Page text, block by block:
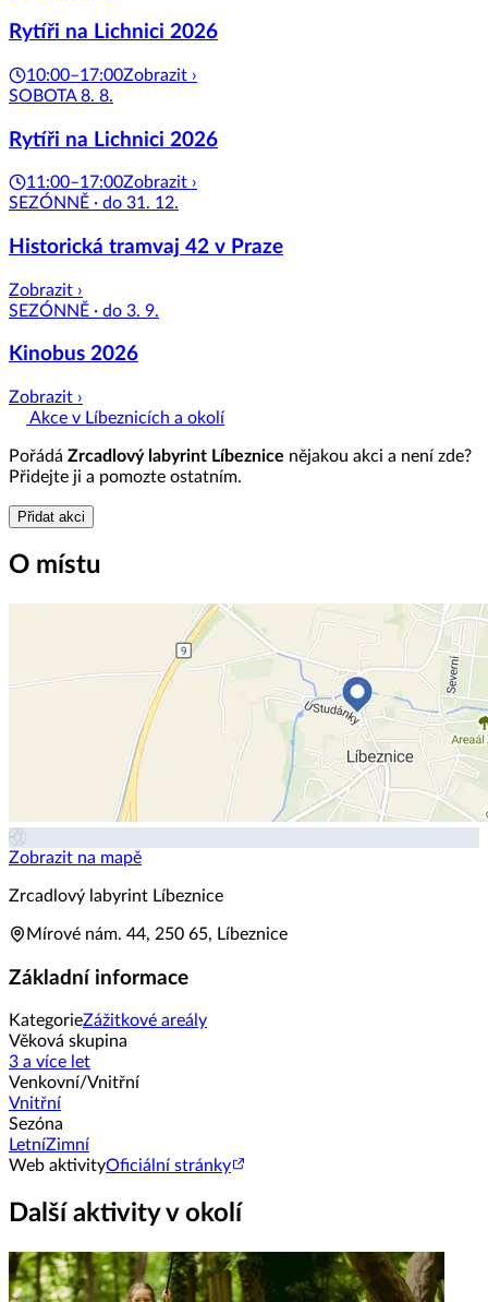
Rytíři na Lichnici 2026
10:00–17:00Zobrazit ›
SOBOTA 8. 8.
Rytíři na Lichnici 2026
11:00–17:00Zobrazit ›
SEZÓNNĚ · do 31. 12.
Historická tramvaj 42 v Praze
Zobrazit ›
SEZÓNNĚ · do 3. 9.
Kinobus 2026
Zobrazit ›
Akce v Líbeznicích a okolí
Pořádá Zrcadlový labyrint Líbeznice nějakou akci a není zde?
Přidejte ji a pomozte ostatním.
Přidat akci
O místu
Zobrazit na mapě
Zrcadlový labyrint Líbeznice
Mírové nám. 44, 250 65, Líbeznice
Základní informace
KategorieZážitkové areály
Věková skupina
3 a více let
Venkovní/Vnitřní
Vnitřní
Sezóna
LetníZimní
Web aktivityOficiální stránky
Další aktivity v okolí